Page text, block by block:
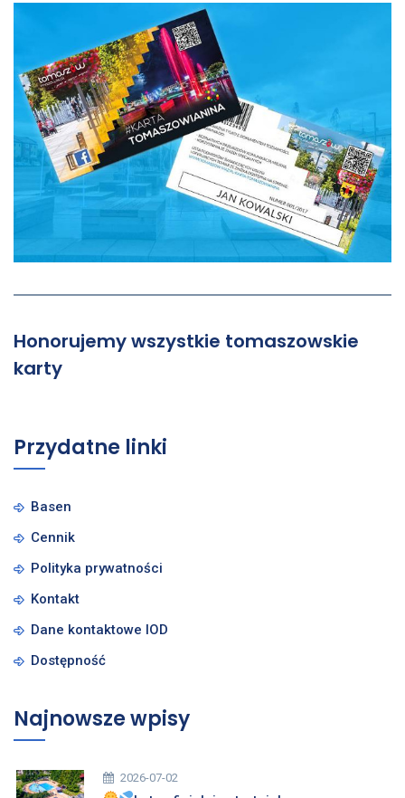
Honorujemy wszystkie tomaszowskie
karty
Przydatne linki
Basen
Cennik
Polityka prywatności
Kontakt
Dane kontaktowe IOD
Dostępność
Najnowsze wpisy
2026-07-02